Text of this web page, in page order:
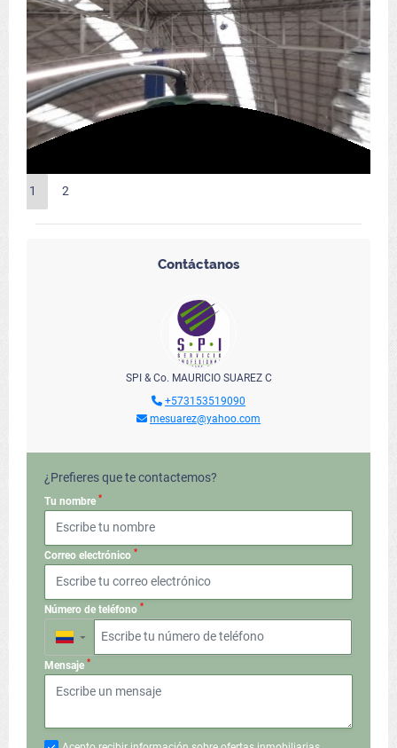
1 2
Contáctanos
SPI & Co. MAURICIO SUAREZ C
+573153519090
mesuarez@yahoo.com
¿Prefieres que te contactemos?
Tu nombre *
Correo electrónico *
Número de teléfono *
▼
Mensaje *